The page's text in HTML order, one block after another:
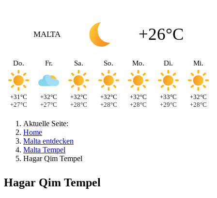
MALTA +26°C
Do.
+31°C
+27°C
Fr.
+32°C
+27°C
Sa.
+32°C
+28°C
So.
+32°C
+28°C
Mo.
+32°C
+28°C
Di.
+33°C
+29°C
Mi.
+32°C
+28°C
Aktuelle Seite:
Home
Malta entdecken
Malta Tempel
Hagar Qim Tempel
Hagar Qim Tempel